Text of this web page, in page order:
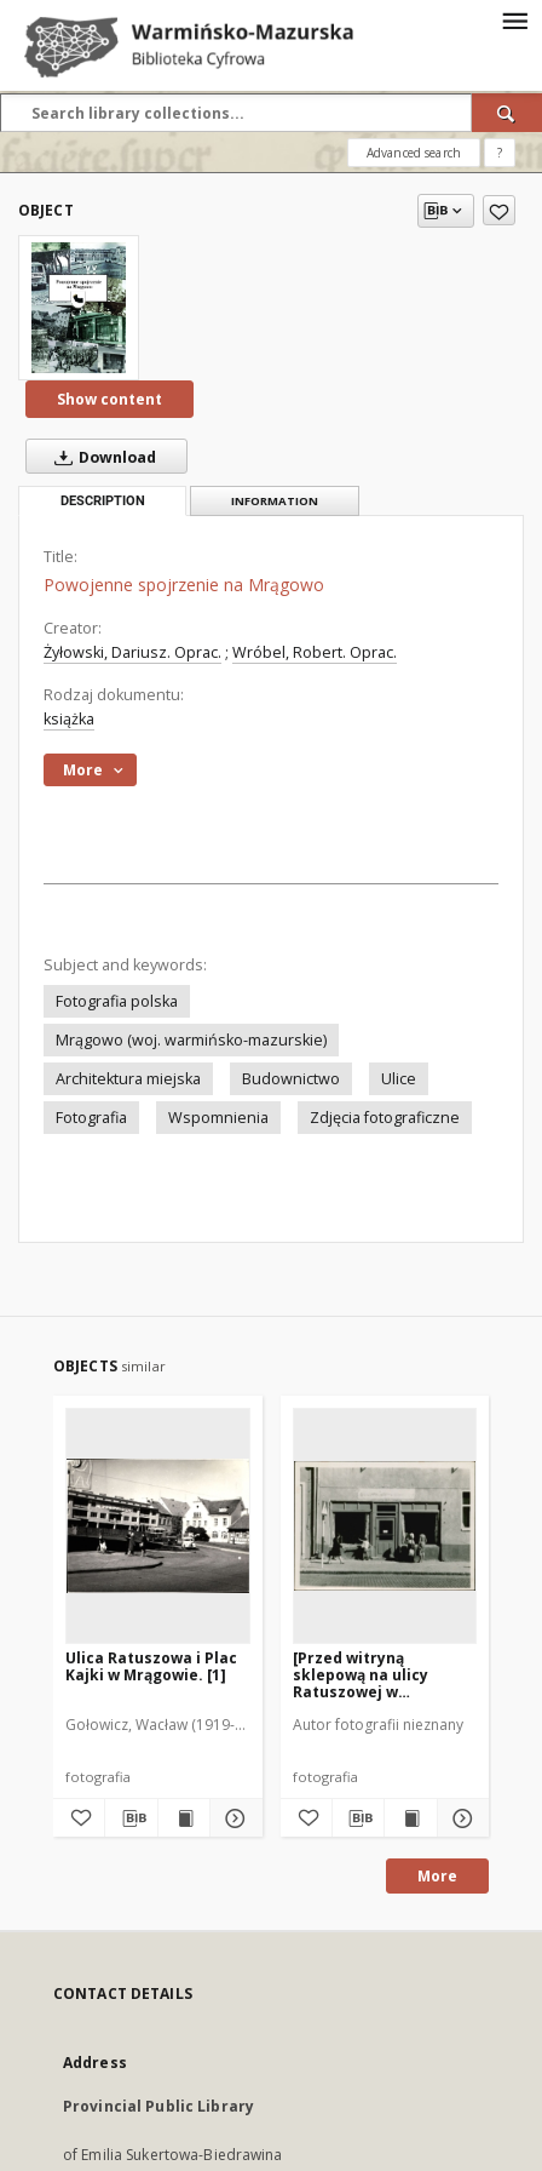
Advanced search ?
OBJECT
Show content
Download
DESCRIPTION INFORMATION
Title:
Powojenne spojrzenie na Mrągowo
Creator:
Żyłowski, Dariusz. Oprac. ; Wróbel, Robert. Oprac.
Rodzaj dokumentu:
książka
More
Subject and keywords:
Fotografia polska
Mrągowo (woj. warmińsko-mazurskie)
Architektura miejska
Budownictwo
Ulice
Fotografia
Wspomnienia Zdjęcia fotograficzne
OBJECTS similar
Ulica Ratuszowa i Plac
Kajki w Mrągowie. [1]
Gołowicz, Wacław (1919-1983). Fot.
fotografia
[Przed witryną
sklepową na ulicy
Ratuszowej w
Autor fotografii nieznany
fotografia
More
CONTACT DETAILS
Address
Provincial Public Library
of Emilia Sukertowa-Biedrawina